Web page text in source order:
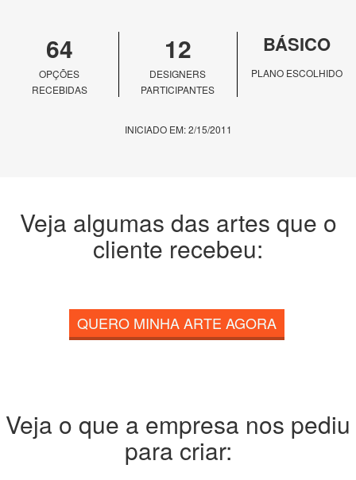
64
OPÇÕES
RECEBIDAS
12
DESIGNERS
PARTICIPANTES
BÁSICO
PLANO ESCOLHIDO
INICIADO EM: 2/15/2011
Veja algumas das artes que o
cliente recebeu:
QUERO MINHA ARTE AGORA
Veja o que a empresa nos pediu
para criar: